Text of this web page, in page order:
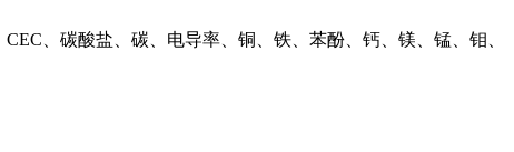
、碳酸盐、碳、电导率、铜、铁、苯酚、钙、镁、锰、钼、